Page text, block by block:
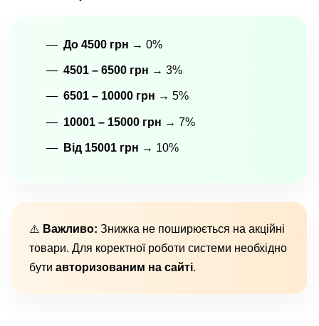
До 4500 грн → 0%
4501 – 6500 грн → 3%
6501 – 10000 грн → 5%
10001 – 15000 грн → 7%
Від 15001 грн → 10%
⚠️ Важливо: Знижка не поширюється на акційні
товари. Для коректної роботи системи необхідно
бути авторизованим на сайті.